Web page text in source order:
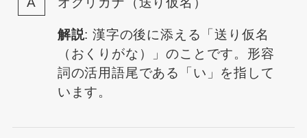
解説: 漢字の後に添える「送り仮名
（おくりがな）」のことです。形容
詞の活用語尾である「い」を指して
います。